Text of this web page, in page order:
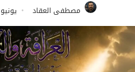
مصطفى العقاد يونيو 2, 2026